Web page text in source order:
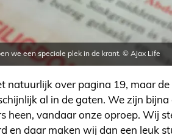
we een speciale plek in de krant. © Ajax Life
natuurlijk over pagina 19, maar
al in de gaten. We zijn bijna
heen, vandaar onze oproep. Wij
en daar maken wij dan een leuk